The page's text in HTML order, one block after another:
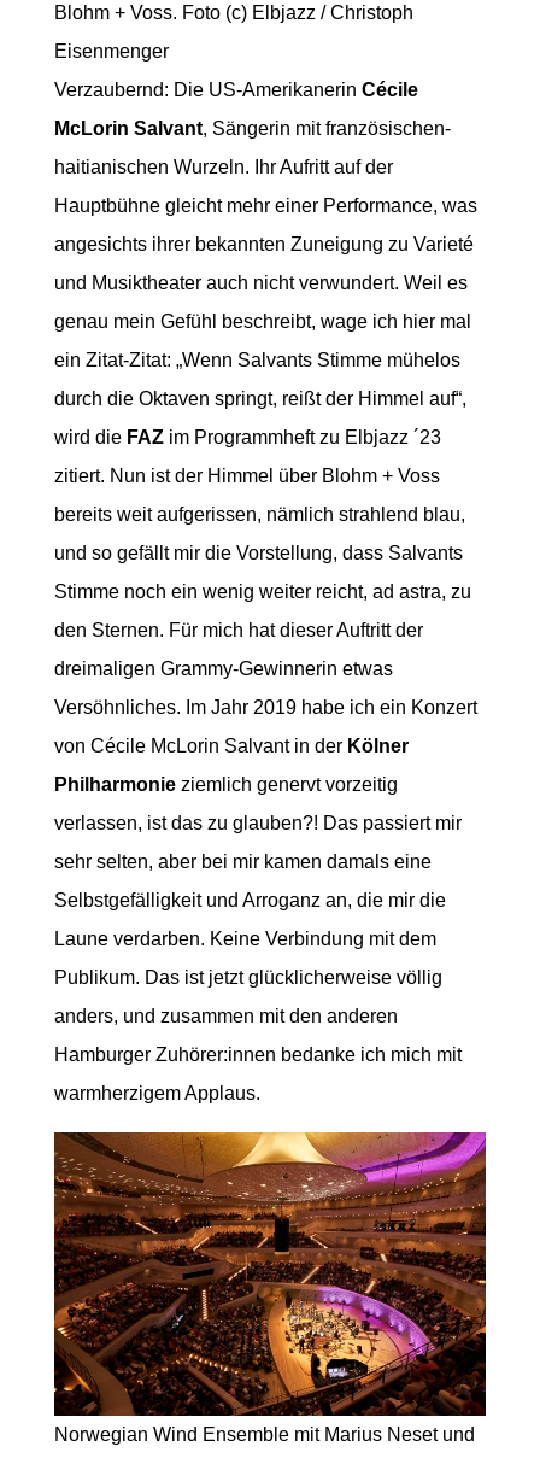
Blohm + Voss. Foto (c) Elbjazz / Christoph
Eisenmenger
Verzaubernd: Die US-Amerikanerin Cécile
McLorin Salvant, Sängerin mit französischen-
haitianischen Wurzeln. Ihr Aufritt auf der
Hauptbühne gleicht mehr einer Performance, was
angesichts ihrer bekannten Zuneigung zu Varieté
und Musiktheater auch nicht verwundert. Weil es
genau mein Gefühl beschreibt, wage ich hier mal
ein Zitat-Zitat: „Wenn Salvants Stimme mühelos
durch die Oktaven springt, reißt der Himmel auf“,
wird die FAZim Programmheft zu Elbjazz ´23
zitiert. Nun ist der Himmel über Blohm + Voss
bereits weit aufgerissen, nämlich strahlend blau,
und so gefällt mir die Vorstellung, dass Salvants
Stimme noch ein wenig weiter reicht, ad astra, zu
den Sternen. Für mich hat dieser Auftritt der
dreimaligen Grammy-Gewinnerin etwas
Versöhnliches. Im Jahr 2019 habe ich ein Konzert
von Cécile McLorin Salvant in der Kölner
Philharmonieziemlich genervt vorzeitig
verlassen, ist das zu glauben?! Das passiert mir
sehr selten, aber bei mir kamen damals eine
Selbstgefälligkeit und Arroganz an, die mir die
Laune verdarben. Keine Verbindung mit dem
Publikum. Das ist jetzt glücklicherweise völlig
anders, und zusammen mit den anderen
Hamburger Zuhörer:innen bedanke ich mich mit
warmherzigem Applaus.
Norwegian Wind Ensemble mit Marius Neset und